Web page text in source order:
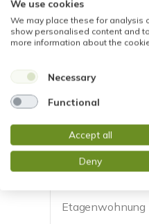
VERKAUFT
Bad Homburg
CHARMANTE
Etagenwohnung
We use cookies
We may place these for analysis
show personalised content and
more information about the
Necessary
Functional
Accept all
Deny